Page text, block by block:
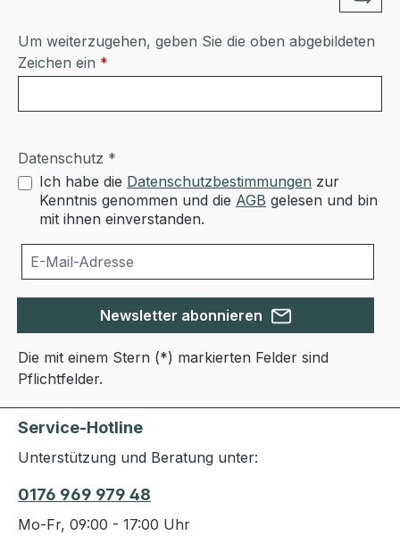
Um weiterzugehen, geben Sie die oben abgebildeten
Zeichen ein *
Datenschutz *
Ich habe die Datenschutzbestimmungen zur
Kenntnis genommen und die AGB gelesen und bin
mit ihnen einverstanden.
Newsletter abonnieren
Die mit einem Stern (*) markierten Felder sind
Pflichtfelder.
Service-Hotline
Unterstützung und Beratung unter:
0176 969 979 48
Mo-Fr, 09:00 - 17:00 Uhr